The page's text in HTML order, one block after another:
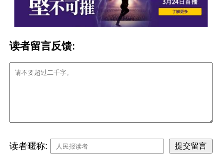
读者留言反馈:
读者暱称: